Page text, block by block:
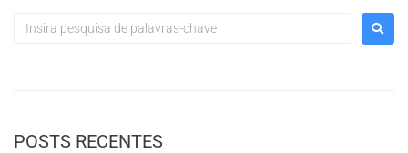
POSTS RECENTES